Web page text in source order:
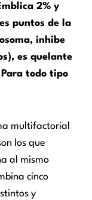
2% y
puntos de la
inhibe
es quelante
todo tipo
multifactorial
los que
al mismo
cinco
y